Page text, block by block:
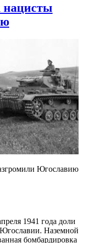
нацисты
1941 года доли
Югославии. Наземной
бомбардировка